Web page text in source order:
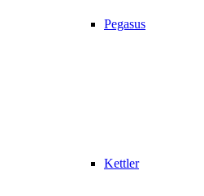
Pegasus
Kettler